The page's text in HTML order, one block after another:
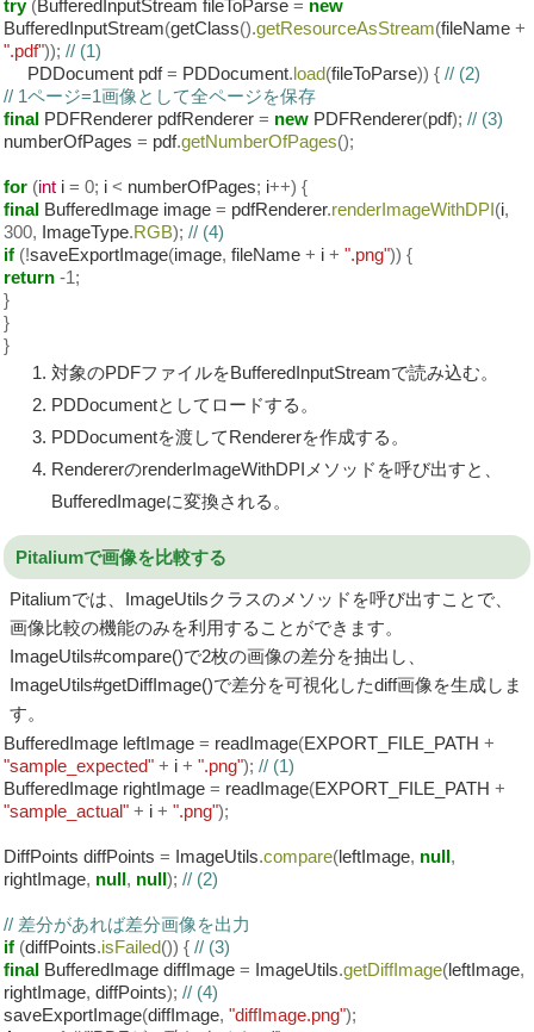
try (BufferedInputStream fileToParse = new
BufferedInputStream(getClass().getResourceAsStream(fileName +
".pdf")); // (1)
PDDocument pdf= PDDocument.load(fileToParse)) { // (2)
// 1ページ=1画像として全ページを保存
final PDFRenderer pdfRenderer = new PDFRenderer(pdf); // (3)
numberOfPages = pdf.getNumberOfPages();
for (int i = 0; i < numberOfPages; i++) {
final BufferedImage image = pdfRenderer.renderImageWithDPI(i,
300, ImageType.RGB); // (4)
if (!saveExportImage(image, fileName + i + ".png")) {
return -1;
}
}
}
対象のPDFファイルをBufferedInputStreamで読み込む。
PDDocumentとしてロードする。
PDDocumentを渡してRendererを作成する。
RendererのrenderImageWithDPIメソッドを呼び出すと、
BufferedImageに変換される。
Pitaliumで画像を比較する
Pitaliumでは、ImageUtilsクラスのメソッドを呼び出すことで、
画像比較の機能のみを利用することができます。
ImageUtils#compare()で2枚の画像の差分を抽出し、
ImageUtils#getDiffImage()で差分を可視化したdiff画像を生成しま
す。
BufferedImage leftImage = readImage(EXPORT_FILE_PATH +
"sample_expected" + i + ".png"); // (1)
BufferedImage rightImage = readImage(EXPORT_FILE_PATH +
"sample_actual" + i + ".png");
DiffPoints diffPoints = ImageUtils.compare(leftImage, null,
rightImage, null, null); // (2)
// 差分があれば差分画像を出力
if (diffPoints.isFailed()) { // (3)
final BufferedImage diffImage = ImageUtils.getDiffImage(leftImage,
rightImage, diffPoints); // (4)
saveExportImage(diffImage, "diffImage.png");